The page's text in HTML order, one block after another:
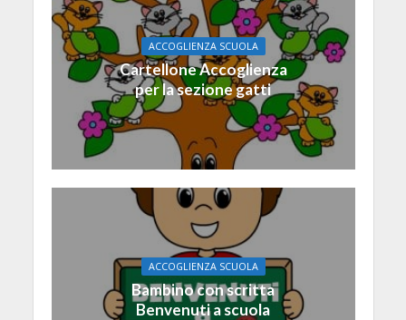
ACCOGLIENZA SCUOLA
Cartellone Accoglienza
per la sezione gatti
ACCOGLIENZA SCUOLA
Bambino con scritta
Benvenuti a scuola